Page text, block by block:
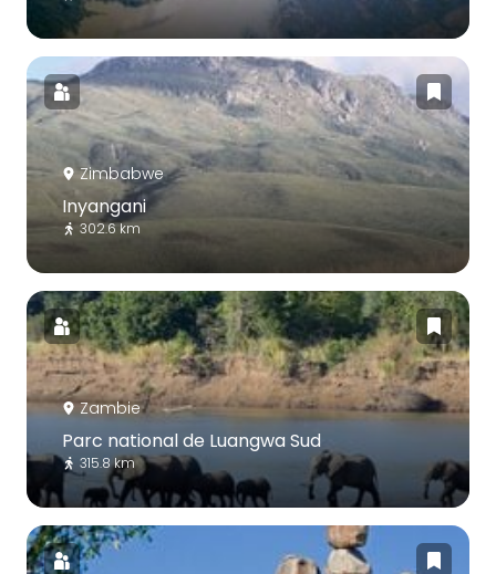
Zimbabwe
Inyangani
302.6 km
Zambie
Parc national de Luangwa Sud
315.8 km